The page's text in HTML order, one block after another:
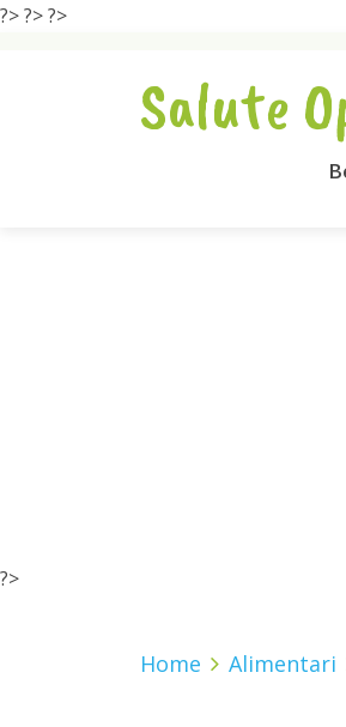
?>?>?>
Salute
?>
Home Alimentari